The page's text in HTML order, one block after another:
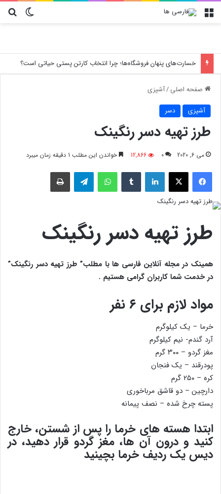
تغییر منو
خسارت‌های پنهان فروشگاه‌ها؛ چرا انتخاب کارتن پستی حیاتی است؟
صفحه اصلی/آشپزی
آشپزی دسر
طرز تهیه دسر رنگینک
می 6, 2020 0
12,866 خواندن این مطلب 1 دقیقه زمان میبرد
فیسبوک لینکدین واتس آپ
طرز تهیه دسر رنگینک
همینک در مجله آنلاین فارسی ها با مطلب” طرز تهیه دسر رنگینک”
در خدمت شما کاربران گرامی هستیم .
مواد لازم برای ۶ نفر
خرما – یک کیلوگرم
آرد گندم- نیم کیلوگرم
مغز گردو – ۳۰۰ گرم
پودرقند – یک فنجان
کره – ۲۵۰ گرم
دارچین – دو قاشق مرباخوری
پسته چرخ شده – نصف پیمانه
ابتدا هسته های خرما را پس از شستن، خارج
کنید و درون آن ها، مغز گردو قرار دهید، در
دیس یک ردیف خرما بچینید